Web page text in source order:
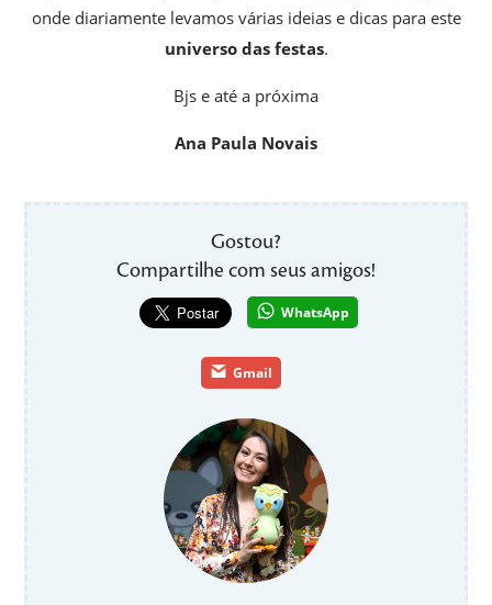
onde diariamente levamos várias ideias e dicas para este
universo das festas.
Bjs e até a próxima
Ana Paula Novais
Gostou?
Compartilhe com seus amigos!
WhatsApp
Gmail